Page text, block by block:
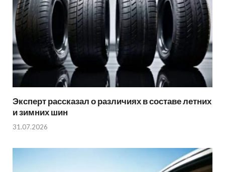
Эксперт рассказал о различиях в составе летних
и зимних шин
31.07.2026